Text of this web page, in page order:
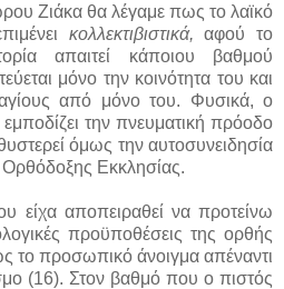
Ζιάκα θα λέγαμε πως το λαϊκό
κολλεκτιβιστικά, αφού το
απαιτεί κάποιου βαθμού
μόνο την κοινότητα του και
αγίους από μόνο του. Φυσικά, ο
την πνευματική πρόοδο
όμως την αυτοσυνειδησία
Ορθόδοξης Εκκλησίας.
είχα αποπειραθεί να προτείνω
προϋποθέσεις της ορθής
το προσωπικό άνοιγμα απέναντι
(16). Στον βαθμό που ο πιστός